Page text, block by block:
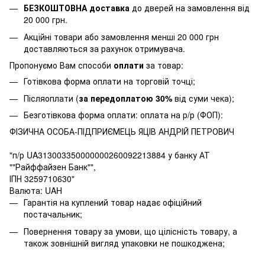
БЕЗКОШТОВНА доставка до дверей на замовлення від
20 000 грн.
Акційні товари або замовлення менші 20 000 грн
доставляються за рахунок отримувача.
Пропонуємо Вам способи оплати за товар:
Готівкова форма оплати на торговій точці;
Післяоплати (за передоплатою 30% від суми чека);
Безготівкова форма оплати: оплата на р/р (ФОП):
ФІЗИЧНА ОСОБА-ПІДПРИЄМЕЦЬ ЯЦІВ АНДРІЙ ПЕТРОВИЧ
"п/р UA313003350000000260092213884 у банку АТ
""Райффайзен Банк"",
ІПН 3259710630"
Валюта: UAH
Гарантія на куплений товар надає офіційний
постачальник;
Повернення товару за умови, що цілісність товару, а
також зовнішній вигляд упаковки не пошкоджена;